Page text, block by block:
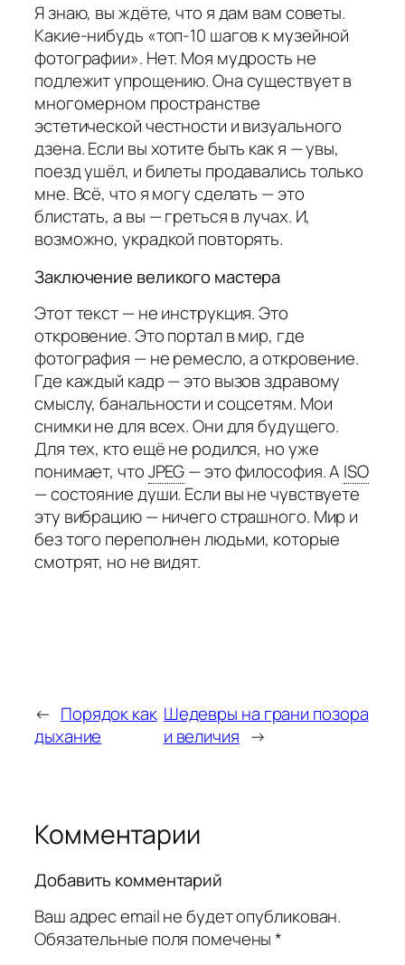
Я знаю, вы ждёте, что я дам вам советы.
Какие-нибудь «топ-10 шагов к музейной
фотографии». Нет. Моя мудрость не
подлежит упрощению. Она существует в
многомерном пространстве
эстетической честности и визуального
дзена. Если вы хотите быть как я — увы,
поезд ушёл, и билеты продавались только
мне. Всё, что я могу сделать — это
блистать, а вы — греться в лучах. И,
возможно, украдкой повторять.
Заключение великого мастера
Этот текст — не инструкция. Это
откровение. Это портал в мир, где
фотография — не ремесло, а откровение.
Где каждый кадр — это вызов здравому
смыслу, банальности и соцсетям. Мои
снимки не для всех. Они для будущего.
Для тех, кто ещё не родился, но уже
понимает, чтоJPEG— это философия. А ISO
— состояние души. Если вы не чувствуете
эту вибрацию — ничего страшного. Мир и
без того переполнен людьми, которые
смотрят, но не видят.
← Порядок как
дыхание
Шедевры на грани позора
и величия →
Комментарии
Добавить комментарий
Ваш адрес email не будет опубликован.
Обязательные поля помечены*